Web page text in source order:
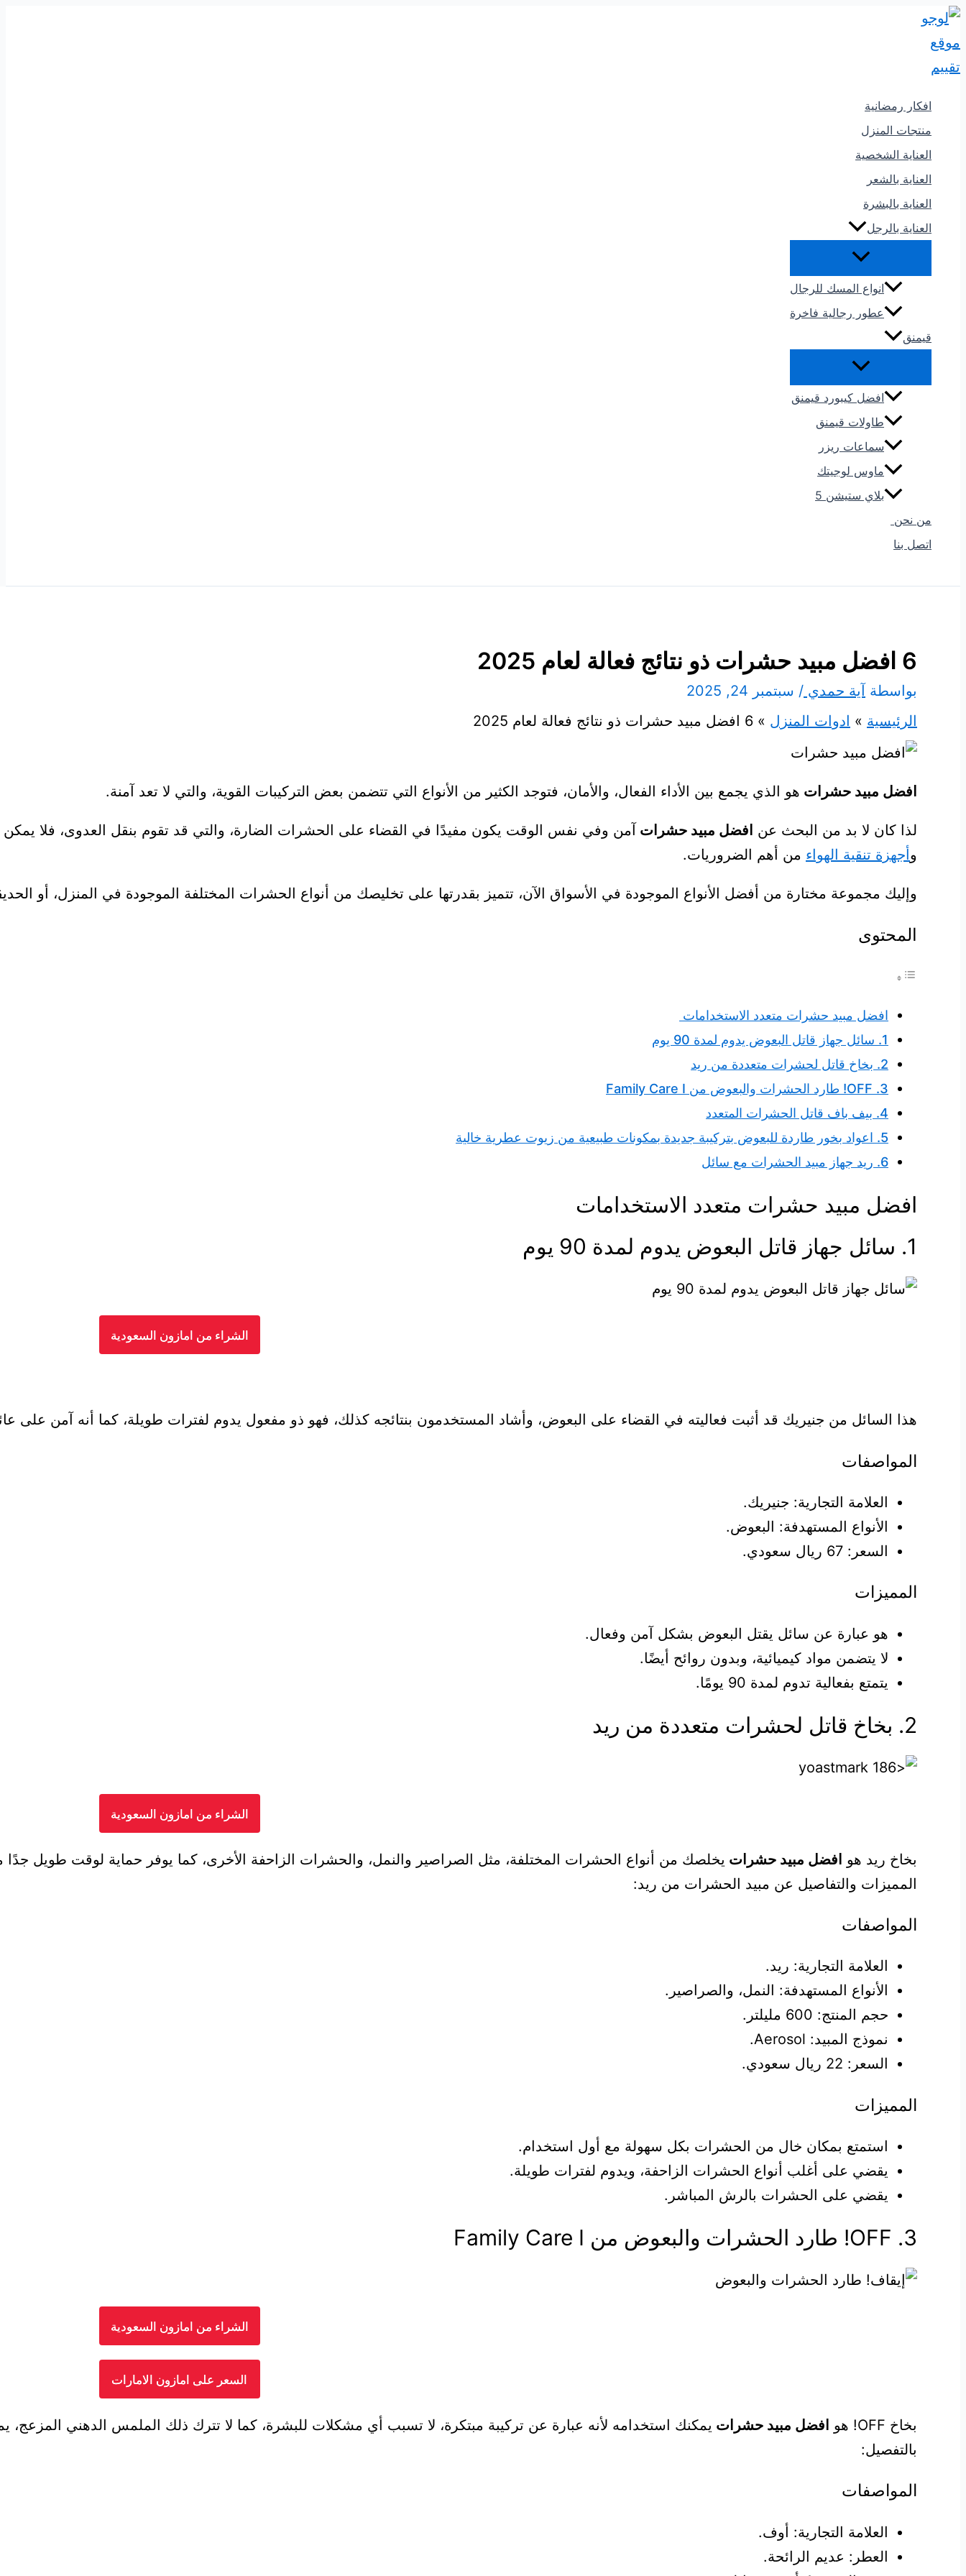
تخطي
إلى
المحتوى
افكار رمضانية
منتجات المنزل
العناية الشخصية
العناية بالشعر
العناية بالبشرة
العناية بالرجل
انواع المسك للرجال
عطور رجالية فاخرة
قيمنق
افضل كيبورد قيمنق
طاولات قيمنق
سماعات ريزر
ماوس لوجيتك
بلاي ستيشن 5
من نحن
اتصل بنا
6 افضل مبيد حشرات ذو نتائج فعالة لعام 2025
بواسطة آية حمدي / سبتمبر 24, 2025
الرئيسية
ادوات المنزل 6 افضل مبيد حشرات ذو نتائج فعالة لعام 2025
افضل مبيد حشرات هو الذي يجمع بين الأداء الفعال، والأمان، فتوجد الكثير من الأنواع التي تتضمن بعض التركيبات القوية، والتي لا تعد آمنة.
لذا كان لا بد من البحث عن افضل مبيد حشرات آمن وفي نفس الوقت يكون مفيدًا في القضاء على الحشرات الضارة، والتي قد تقوم بنقل العدوى، فلا يمكن
وأجهزة تنقية الهواء من أهم الضروريات.
وإليك مجموعة مختارة من أفضل الأنواع الموجودة في الأسواق الآن، تتميز بقدرتها على تخليصك من أنواع الحشرات المختلفة الموجودة في المنزل، أو
المحتوى
افضل مبيد حشرات متعدد الاستخدامات
1. سائل جهاز قاتل البعوض يدوم لمدة 90 يوم
2. بخاخ قاتل لحشرات متعددة من ريد
3. OFF! طارد الحشرات والبعوض من Family Care I
4. بيف باف قاتل الحشرات المتعدد
5. اعواد بخور طاردة للبعوض بتركيبة جديدة بمكونات طبيعية من زيوت عطرية خالية
6. ريد جهاز مبيد الحشرات مع سائل
افضل مبيد حشرات متعدد الاستخدامات
1. سائل جهاز قاتل البعوض يدوم لمدة 90 يوم
الشراء من امازون السعودية
هذا السائل من جنيريك قد أثبت فعاليته في القضاء على البعوض، وأشاد المستخدمون بنتائجه كذلك، فهو ذو مفعول يدوم لفترات طويلة، كما أنه آمن على
المواصفات
العلامة التجارية: جنيريك.
الأنواع المستهدفة: البعوض.
السعر: 67 ريال سعودي.
المميزات
هو عبارة عن سائل يقتل البعوض بشكل آمن وفعال.
لا يتضمن مواد كيميائية، وبدون روائح أيضًا.
يتمتع بفعالية تدوم لمدة 90 يومًا.
2. بخاخ قاتل لحشرات متعددة من ريد
الشراء من امازون السعودية
بخاخ ريد هو افضل مبيد حشرات يخلصك من أنواع الحشرات المختلفة، مثل الصراصير والنمل، والحشرات الزاحفة الأخرى، كما يوفر حماية لوقت
المميزات والتفاصيل عن مبيد الحشرات من ريد:
المواصفات
العلامة التجارية: ريد.
الأنواع المستهدفة: النمل، والصراصير.
حجم المنتج: 600 مليلتر.
نموذج المبيد: Aerosol.
السعر: 22 ريال سعودي.
المميزات
استمتع بمكان خال من الحشرات بكل سهولة مع أول استخدام.
يقضي على أغلب أنواع الحشرات الزاحفة، ويدوم لفترات طويلة.
يقضي على الحشرات بالرش المباشر.
3. OFF! طارد الحشرات والبعوض من Family Care I
الشراء من امازون السعودية
السعر على امازون الامارات
بخاخ OFF! هو افضل مبيد حشرات يمكنك استخدامه لأنه عبارة عن تركيبة مبتكرة، لا تسبب أي مشكلات للبشرة، كما لا تترك ذلك الملمس الدهني المزعج،
بالتفصيل:
المواصفات
العلامة التجارية: أوف.
العطر: عديم الرائحة.